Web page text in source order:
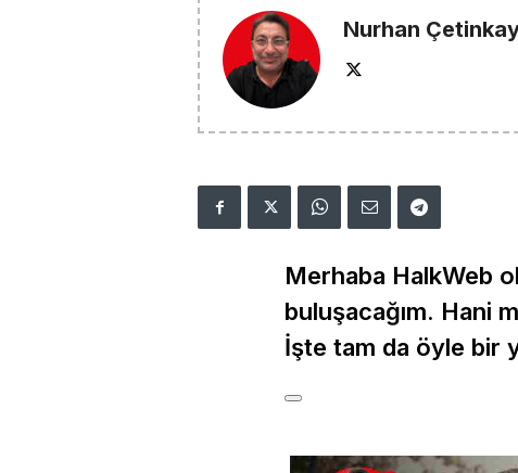
Nurhan
Merhaba HalkWeb
buluşacağım. Hani
İşte tam da öyle bir